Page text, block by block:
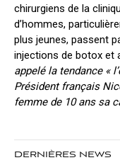
chirurgiens de la
d’hommes,
plus jeunes, passent
injections de botox et
appelé la tendance «
Président français
femme de 10 ans sa
DERNIÈRES NEWS